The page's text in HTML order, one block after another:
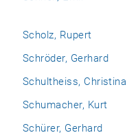
Scholz, Rupert
Schröder, Gerhard
Schultheiss, Christina
Schumacher, Kurt
Schürer, Gerhard